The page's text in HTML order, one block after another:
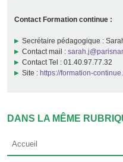
Contact Formation continue :
Secrétaire pédagogique :
Contact mail :
Contact Tel : 01.40.97.77.32
Site : https://formation-
DANS LA MÊME
Accueil